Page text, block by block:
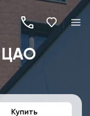
+7
(495)
260-
19-
ЦАО
Купить